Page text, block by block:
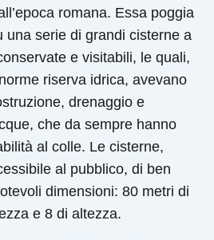
romana. Essa poggia
una serie di grandi cisterne a
e visitabili, le quali,
riserva idrica, avevano
drenaggio e
che da sempre hanno
al colle. Le cisterne,
al pubblico, di ben
dimensioni: 80 metri di
e 8 di altezza.